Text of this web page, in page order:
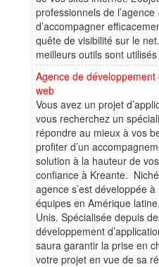
professionnels de
d’accompagner
quête de visibilité sur le
meilleurs outils sont
Agence de développement
web
Vous avez un projet
vous recherchez un
répondre au mieux à vos
profiter d’un
solution à la hauteur de
confiance à Kreante.
agence s’est développée
équipes en Amérique
Unis. Spécialisée depuis
développement
saura garantir la prise en
votre projet en vue de sa